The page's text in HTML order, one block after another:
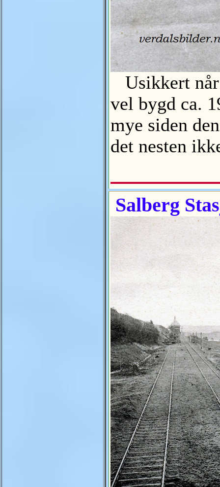
Usikkert
vel bygd ca.
mye siden
det nesten
Salberg